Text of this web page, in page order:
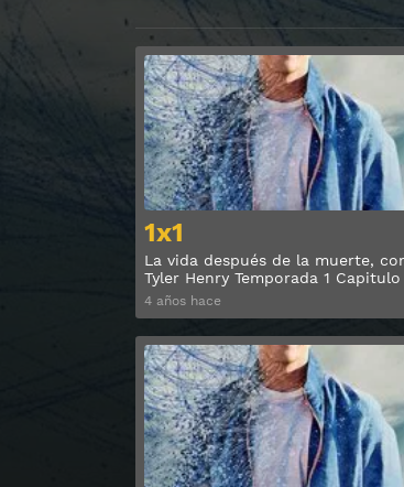
1x1
La vida después de la muerte,
Tyler Henry Temporada 1 Capitulo
4 años hace